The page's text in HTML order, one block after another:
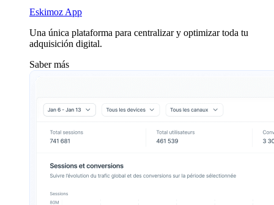
Eskimoz App
Una única plataforma para centralizar y optimizar toda tu
adquisición digital.
Saber más